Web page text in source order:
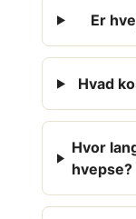
Er
Hvad
Hvor
hvepse?